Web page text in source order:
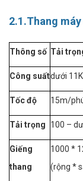
2.1.Thang
Thông số Tải
Công suấtdưới
Tốc độ 15m/
Tải trọng 100 –
Giếng
thang
1000 *
(rộng *